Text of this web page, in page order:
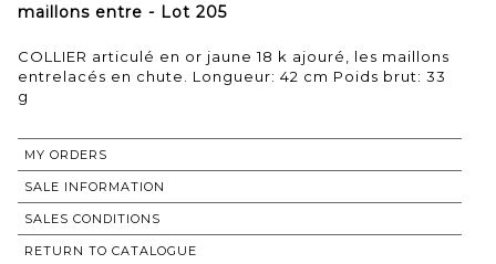
maillons entre - Lot 205
COLLIER articulé en or jaune 18 k ajouré, les maillons
entrelacés en chute. Longueur: 42 cm Poids brut: 33
g
MY ORDERS
SALE INFORMATION
SALES CONDITIONS
RETURN TO CATALOGUE